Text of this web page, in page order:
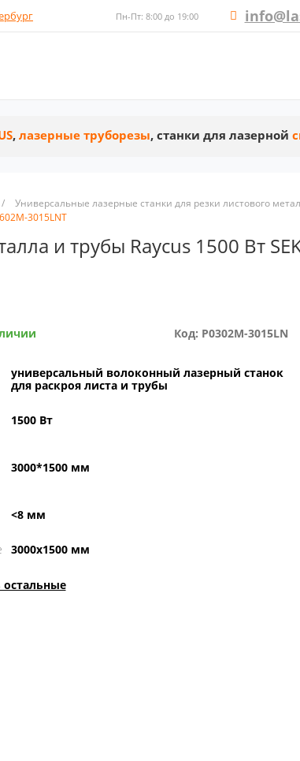
Пн-Пт: 8:00 до 19:00
, лазерные труборезы, станки для лазерной
/ Универсальные лазерные станки для резки листового
3015LNT
и трубы Raycus 1500 Вт
Код: P0302M-3015LN
универсальный волоконный лазерный станок
для раскроя листа и трубы
1500 Вт
3000*1500 мм
<8 мм
3000х1500 мм
остальные